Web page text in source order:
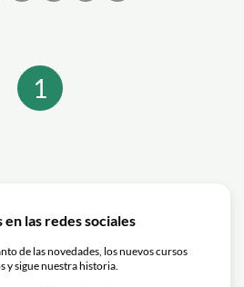
situaciones. En este artículo,
las principales diferencias
el alemán formal e informal, así
1
en las redes sociales
de las novedades, los nuevos cursos
y sigue nuestra historia.